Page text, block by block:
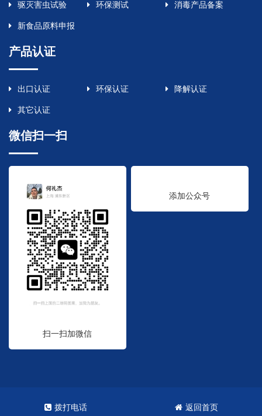
驱灭害虫试验 环保测试 消毒产品备案
新食品原料申报
产品认证
出口认证 环保认证 降解认证
其它认证
微信扫一扫
扫一扫加微信
添加公众号
Copyright © 2023. 统标集团 沪ICP备2023001775号 网站XML地图
拨打电话 返回首页